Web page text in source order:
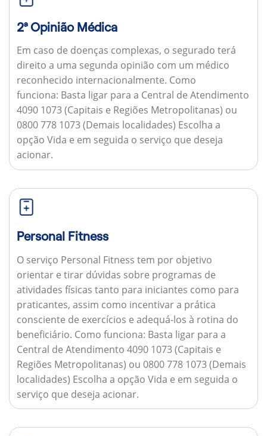
2ª Opinião Médica
Em caso de doenças complexas, o segurado terá
direito a uma segunda opinião com um médico
reconhecido internacionalmente. Como
funciona: Basta ligar para a Central de Atendimento
4090 1073 (Capitais e Regiões Metropolitanas) ou
0800 778 1073 (Demais localidades) Escolha a
opção Vida e em seguida o serviço que deseja
acionar.
Personal Fitness
O serviço Personal Fitness tem por objetivo
orientar e tirar dúvidas sobre programas de
atividades físicas tanto para iniciantes como para
praticantes, assim como incentivar a prática
consciente de exercícios e adequá-los à rotina do
beneficiário. Como funciona: Basta ligar para a
Central de Atendimento 4090 1073 (Capitais e
Regiões Metropolitanas) ou 0800 778 1073 (Demais
localidades) Escolha a opção Vida e em seguida o
serviço que deseja acionar.